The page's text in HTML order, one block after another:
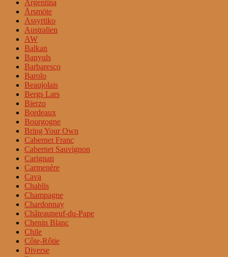
Argentina
Årsmöte
Assyrtiko
Australien
AW
Balkan
Banyuls
Barbaresco
Barolo
Beaujolais
Bergs Lars
Bierzo
Bordeaux
Bourgogne
Bring Your Own
Cabernet Franc
Cabernet Sauvignon
Carignan
Carmenère
Cava
Chablis
Champagne
Chardonnay
Châteauneuf-du-Pape
Chenin Blanc
Chile
Côte-Rôtie
Diverse